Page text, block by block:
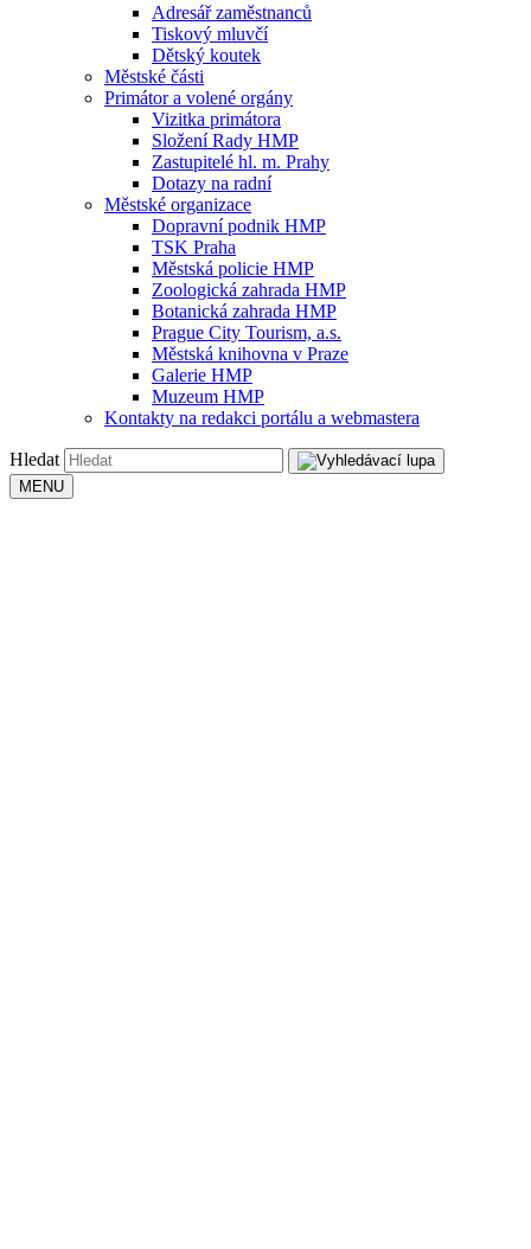
Adresář zaměstnanců
Tiskový mluvčí
Dětský koutek
Městské části
Primátor a volené orgány
Vizitka primátora
Složení Rady HMP
Zastupitelé hl. m. Prahy
Dotazy na radní
Městské organizace
Dopravní podnik HMP
TSK Praha
Městská policie HMP
Zoologická zahrada HMP
Botanická zahrada HMP
Prague City Tourism, a.s.
Městská knihovna v Praze
Galerie HMP
Muzeum HMP
Kontakty na redakci portálu a webmastera
Hledat
MENU